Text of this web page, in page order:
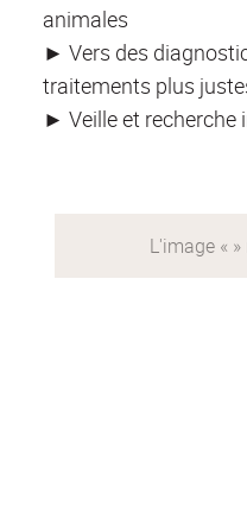
animales
► Vers des
traitements plus
► Veille et recherche